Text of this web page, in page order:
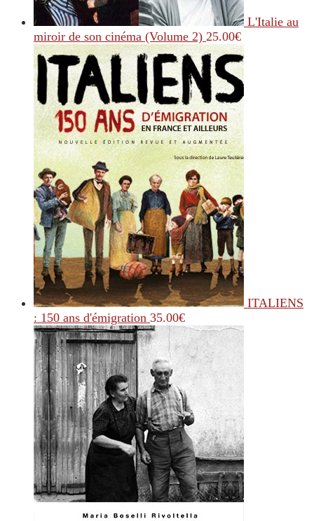
L'Italie au
miroir de son cinéma (Volume 2) 25.00€
ITALIENS
: 150 ans d'émigration 35.00€